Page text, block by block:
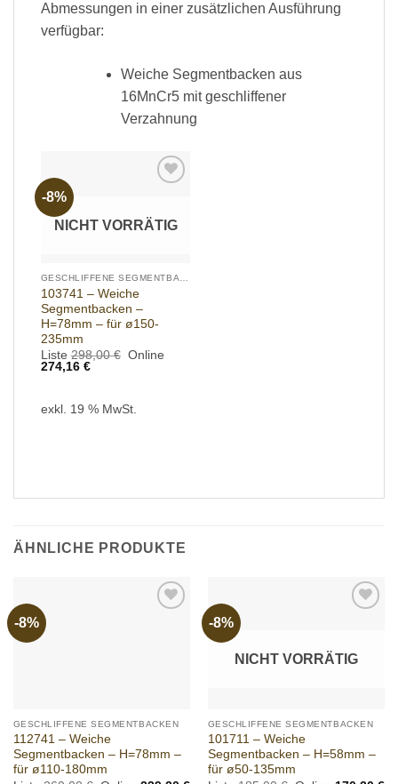
Abmessungen in einer zusätzlichen Ausführung
verfügbar:
Weiche Segmentbacken aus
16MnCr5 mit geschliffener
Verzahnung
-8%
NICHT VORRÄTIG
103741 – Weiche
Segmentbacken –
H=78mm – für ø150-
235mm
Liste 298,00€ Ursprünglicher
Online
274,16 €Aktueller
exkl. 19 % MwSt.
ÄHNLICHE PRODUKTE
-8%
GESCHLIFFENE SEGMENTBACKEN
112741 – Weiche
Segmentbacken – H=78mm –
für ø110-180mm
-8%
NICHT VORRÄTIG
GESCHLIFFENE SEGMENTBACKEN
101711 – Weiche
Segmentbacken – H=58mm –
für ø50-135mm